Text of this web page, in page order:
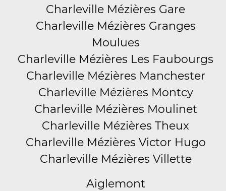
Charleville Mézières Gare
Charleville Mézières Granges
Moulues
Charleville Mézières Les Faubourgs
Charleville Mézières Manchester
Charleville Mézières Montcy
Charleville Mézières Moulinet
Charleville Mézières Theux
Charleville Mézières Victor Hugo
Charleville Mézières Villette
Aiglemont